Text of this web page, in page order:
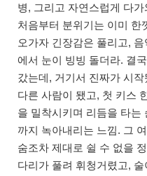
병, 그리고 자연스럽게 다
처음부터 분위기는 이미 한
오가자 긴장감은 풀리고,
에서 눈이 빙빙 돌더라. 결
갔는데, 거기서 진짜가 시
다른 사람이 됐고, 첫 키스
을 밀착시키며 리듬을 타는
까지 녹아내리는 느낌. 그
숨조차 제대로 쉴 수 없을
다리가 풀려 휘청거렸고,